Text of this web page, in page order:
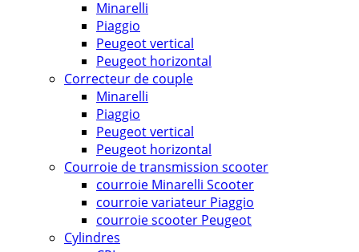
Minarelli
Piaggio
Peugeot vertical
Peugeot horizontal
Correcteur de couple
Minarelli
Piaggio
Peugeot vertical
Peugeot horizontal
Courroie de transmission scooter
courroie Minarelli Scooter
courroie variateur Piaggio
courroie scooter Peugeot
Cylindres